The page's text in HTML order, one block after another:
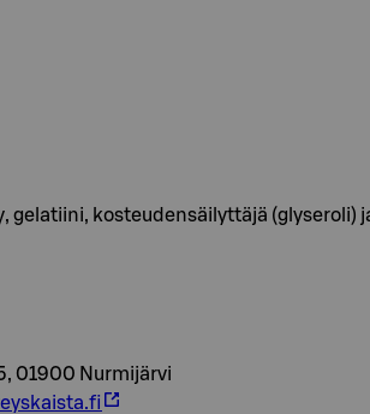
gelatiini, kosteudensäilyttäjä (glyseroli)
01900 Nurmijärvi